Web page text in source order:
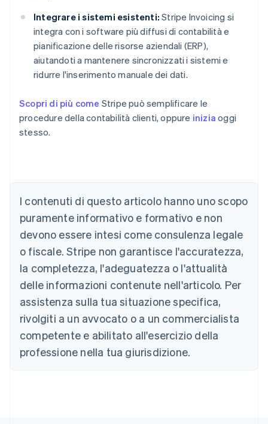
Integrare i sistemi esistenti: Stripe Invoicing si
integra con i software più diffusi di contabilità e
pianificazione delle risorse aziendali (ERP),
aiutandoti a mantenere sincronizzati i sistemi e
ridurre l'inserimento manuale dei dati.
Scopri di più come Stripe può semplificare le
procedure della contabilità clienti, oppure inizia oggi
stesso.
I contenuti di questo articolo hanno uno scopo
puramente informativo e formativo e non
devono essere intesi come consulenza legale
o fiscale. Stripe non garantisce l'accuratezza,
la completezza, l'adeguatezza o l'attualità
delle informazioni contenute nell'articolo. Per
assistenza sulla tua situazione specifica,
rivolgiti a un avvocato o a un commercialista
competente e abilitato all'esercizio della
professione nella tua giurisdizione.
Austria
Belgio
Nederlands FrançaisDeutschEnglish
Brasile
Português English
Bulgaria
English
Canada
EnglishFrançais
Cina continentale
简体中文
Cipro
English
Croazia
Danimarca